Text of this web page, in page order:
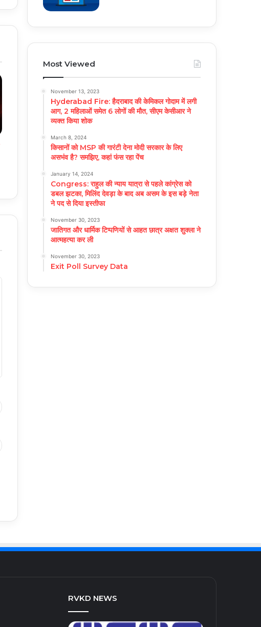
Most Viewed
November 13, 2023
Hyderabad Fire: हैदराबाद की केमिकल गोदाम में लगी
आग, 2 महिलाओं समेत 6 लोगों की मौत, सीएम केसीआर ने
व्यक्त किया शोक
March 8, 2024
किसानों को MSP की गारंटी देना मोदी सरकार के लिए
असभंव है? समझिए, कहां फंस रहा पेंच
January 14, 2024
Congress: राहुल की न्याय यात्रा से पहले कांग्रेस को
डबल झटका, मिलिंद देवड़ा के बाद अब असम के इस बड़े नेता
ने पद से दिया इस्तीफा
November 30, 2023
जातिगत और धार्मिक टिप्पणियों से आहत छात्र अक्षत शुक्ला ने
आत्महत्या कर ली
November 30, 2023
Exit Poll Survey Data
RVKD NEWS